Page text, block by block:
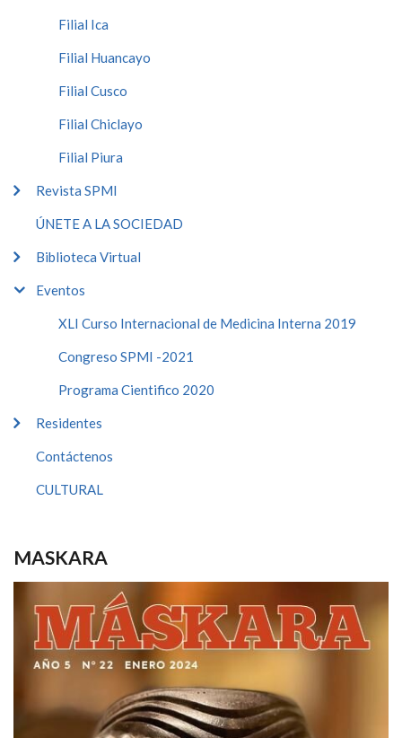
Filial Ica
Filial Huancayo
Filial Cusco
Filial Chiclayo
Filial Piura
Revista SPMI
ÚNETE A LA SOCIEDAD
Biblioteca Virtual
Eventos
XLI Curso Internacional de Medicina Interna 2019
Congreso SPMI -2021
Programa Cientifico 2020
Residentes
Contáctenos
CULTURAL
MASKARA